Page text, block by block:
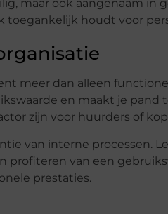
maar ook aangenaam in
houdt voor
meer dan alleen
en maakt je pand
zijn voor huurders of
van interne processen.
profiteren van een
prestaties.